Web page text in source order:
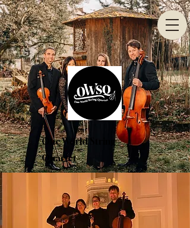
One World String
Quartet